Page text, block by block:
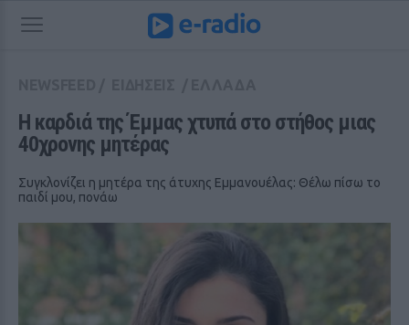
Η καρδιά της Έμμας χτυπά στο στήθος μιας
40χρονης μητέρας
Συγκλονίζει η μητέρα της άτυχης Εμμανουέλας: Θέλω πίσω το
παιδί μου, πονάω